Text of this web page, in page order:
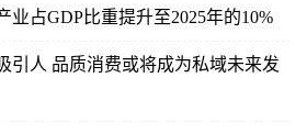
业占GDP比重提升至2025年的10%
引人 品质消费或将成为私域未来发